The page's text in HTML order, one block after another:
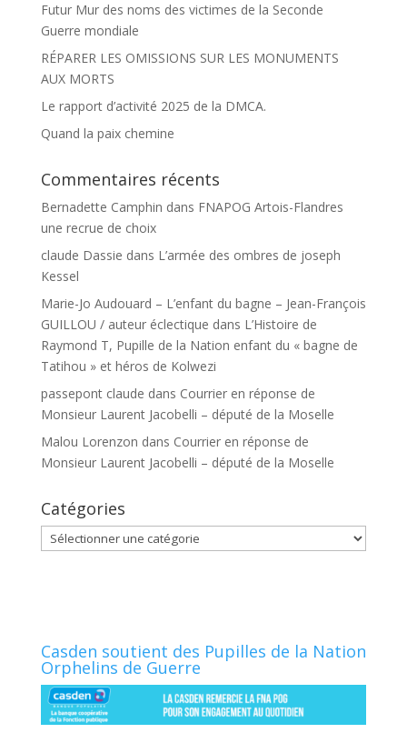
Futur Mur des noms des victimes de la Seconde
Guerre mondiale
RÉPARER LES OMISSIONS SUR LES MONUMENTS
AUX MORTS
Le rapport d’activité 2025 de la DMCA.
Quand la paix chemine
Commentaires récents
Bernadette Camphin dans FNAPOG Artois-Flandres
une recrue de choix
claude Dassie dans L’armée des ombres de joseph
Kessel
Marie-Jo Audouard – L’enfant du bagne – Jean-François
GUILLOU / auteur éclectique dans L’Histoire de
Raymond T, Pupille de la Nation enfant du « bagne de
Tatihou » et héros de Kolwezi
passepont claude dans Courrier en réponse de
Monsieur Laurent Jacobelli – député de la Moselle
Malou Lorenzon dans Courrier en réponse de
Monsieur Laurent Jacobelli – député de la Moselle
Catégories
Catégories
Casden soutient des Pupilles de la Nation
Orphelins de Guerre